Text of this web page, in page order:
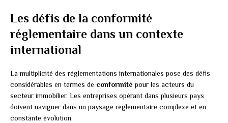
Les défis de la conformité
réglementaire dans un contexte
international
La multiplicité des réglementations internationales pose des défis
considérables en termes de conformité pour les acteurs du
secteur immobilier. Les entreprises opérant dans plusieurs pays
doivent naviguer dans un paysage réglementaire complexe et en
constante évolution.